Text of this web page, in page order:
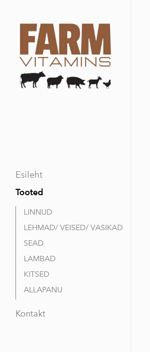
Esileht
Tooted
LINNUD
LEHMAD/ VEISED/ VASIKAD
SEAD
LAMBAD
KITSED
ALLAPANU
Kontakt